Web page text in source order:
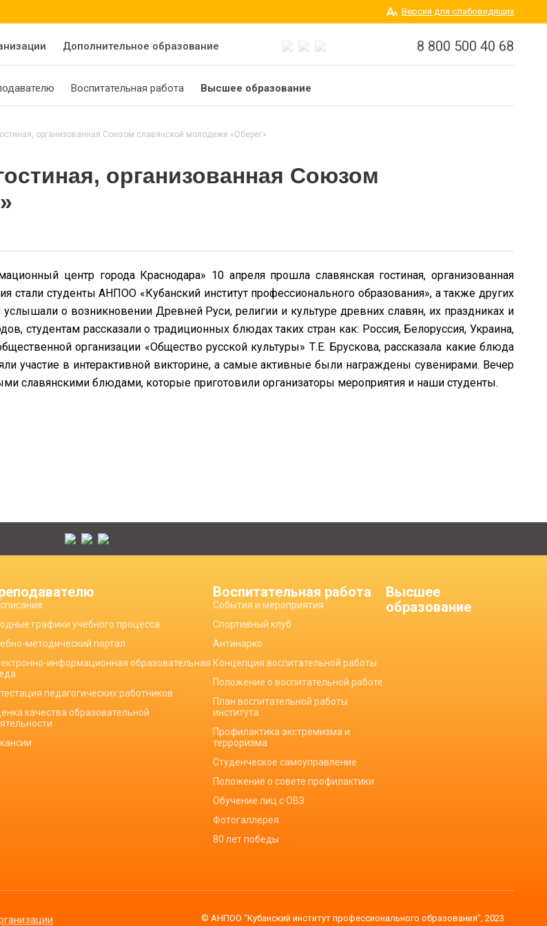
Версия для слабовидящих
Дополнительное образование 8 800 500 40 68
Воспитательная работа Высшее образование
организованная Союзом славянской молодежи «Оберег»
организованная Союзом
центр города Краснодара» 10 апреля прошла славянская гостиная, организованная
студенты АНПОО «Кубанский институт профессионального образования», а также других
о возникновении Древней Руси, религии и культуре древних славян, их праздниках и
студентам рассказали о традиционных блюдах таких стран как: Россия, Белоруссия, Украина,
организации «Общество русской культуры» Т.Е. Брускова, рассказала какие блюда
участие в интерактивной викторине, а самые активные были награждены сувенирами. Вечер
славянскими блюдами, которые приготовили организаторы мероприятия и наши студенты.
графики учебного процесса
методический портал
информационная образовательная
педагогических работников
качества образовательной
Воспитательная работа
События и мероприятия
Спортивный клуб
Антинарко
Концепция воспитательной работы
Положение о воспитательной работе
План воспитательной работы
института
Профилактика экстремизма и
терроризма
Студенческое самоуправление
Положение о совете профилактики
Обучение лиц с ОВЗ
Фотогаллерея
80 лет победы
Высшее
образование
© АНПОО “Кубанский институт профессионального образования”, 2023